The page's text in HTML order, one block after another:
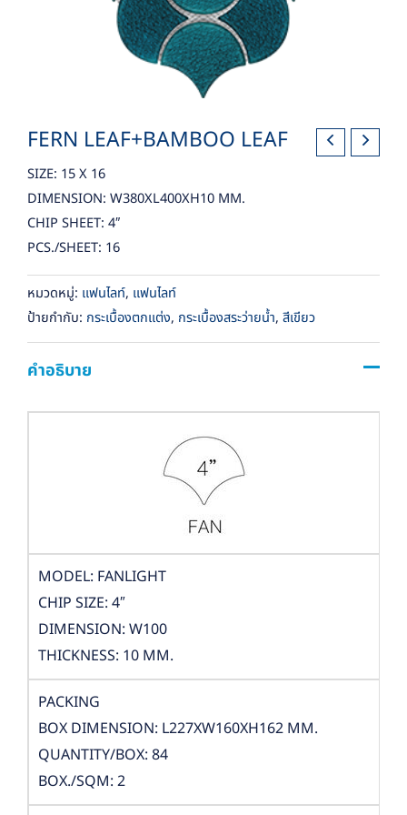
FERN LEAF+BAMBOO LEAF
SIZE: 15 X 16
DIMENSION: W380XL400XH10 MM.
CHIP SHEET: 4″
PCS./SHEET: 16
หมวดหมู่: แฟนไลท์, แฟนไลท์
ป้ายกำกับ: กระเบื้องตกแต่ง, กระเบื้องสระว่ายน้ำ, สีเขียว
คำอธิบาย
MODEL: FANLIGHT
CHIP SIZE: 4″
DIMENSION: W100
THICKNESS: 10 MM.
PACKING
BOX DIMENSION: L227XW160XH162 MM.
QUANTITY/BOX: 84
BOX./SQM: 2